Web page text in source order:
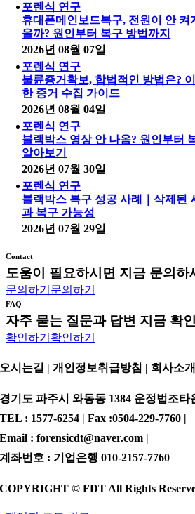
포렌식 연구
휴대폰메인보드복구, 전원이 안 켜
을까? 원인부터 복구 방법까지
2026년 08월 07일
포렌식 연구
불륜증거확보, 합법적인 방법은?
한 증거 수집 가이드
2026년 08월 04일
포렌식 연구
블랙박스 영상 안 나옴? 원인부터
알아보기
2026년 07월 30일
포렌식 연구
블랙박스 복구 성공 사례｜삭제된
과 복구 가능성
2026년 07월 29일
Contact
도움이 필요하시면 지금 문의하
문의하기 문의하기
FAQ
자주 묻는 질문과 답변 지금 확
확인하기 확인하기
오시는길 | 개인정보취급방침 | 회사소
경기도 파주시 와동동 1384 운정법조타
TEL : 1577-6254 | Fax :0504-229-7760 |
Email : forensicdt@naver.com |
계좌번호 : 기업은행 010-2157-7760
COPYRIGHT © FDT All Rights